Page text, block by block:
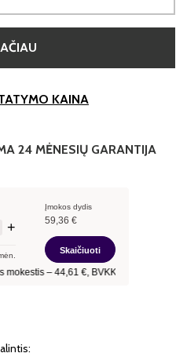
KAINA
24 MĖNESIŲ GARANTIJA